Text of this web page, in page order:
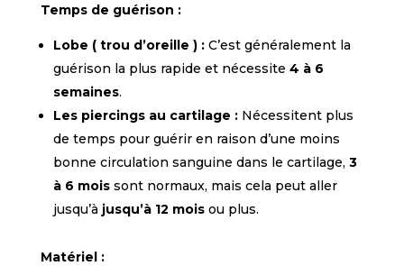
Temps de guérison :
Lobe ( trou d’oreille ) :C’est généralement la
guérison la plus rapide et nécessite 4 à 6
semaines.
Les piercings au cartilage :Nécessitent plus
de temps pour guérir en raison d’une moins
bonne circulation sanguine dans le cartilage, 3
à 6 moissont normaux, mais cela peut aller
jusqu’à jusqu’à 12 moisou plus.
Matériel :